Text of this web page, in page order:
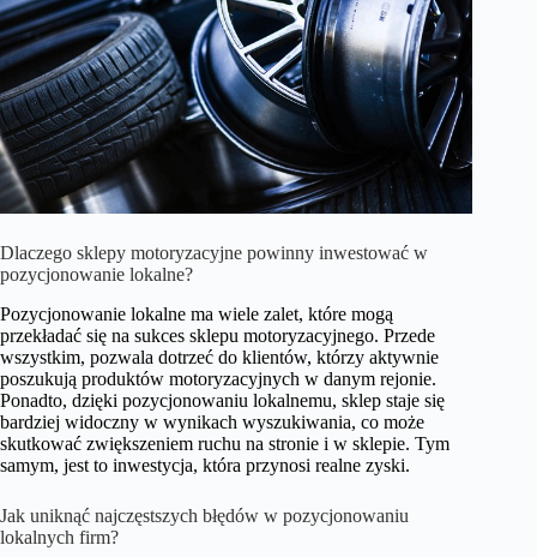
Dlaczego sklepy motoryzacyjne powinny inwestować w
pozycjonowanie lokalne?
Pozycjonowanie lokalne ma wiele zalet, które mogą
przekładać się na sukces sklepu motoryzacyjnego. Przede
wszystkim, pozwala dotrzeć do klientów, którzy aktywnie
poszukują produktów motoryzacyjnych w danym rejonie.
Ponadto, dzięki pozycjonowaniu lokalnemu, sklep staje się
bardziej widoczny w wynikach wyszukiwania, co może
skutkować zwiększeniem ruchu na stronie i w sklepie. Tym
samym, jest to inwestycja, która przynosi realne zyski.
Jak uniknąć najczęstszych błędów w pozycjonowaniu
lokalnych firm?